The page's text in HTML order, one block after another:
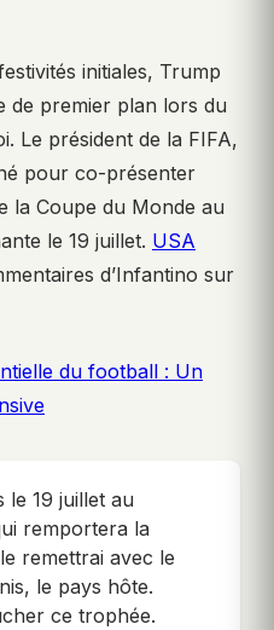
initiales, Trump
de premier plan lors du
Le président de la FIFA,
pour co-présenter
la Coupe du Monde au
le 19 juillet. USA
d’Infantino sur
du football : Un
le 19 juillet au
remportera la
remettrai avec le
le pays hôte.
ce trophée.